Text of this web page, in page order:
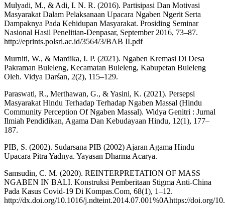
Mulyadi, M., & Adi, I. N. R. (2016). Partisipasi Dan Motivasi
Masyarakat Dalam Pelaksanaan Upacara Ngaben Ngerit Serta
Dampaknya Pada Kehidupan Masyarakat. Prosiding Seminar
Nasional Hasil Penelitian-Denpasar, September 2016, 73–87.
http://eprints.polsri.ac.id/3564/3/BAB II.pdf
Murniti, W., & Mardika, I. P. (2021). Ngaben Kremasi Di Desa
Pakraman Buleleng, Kecamatan Buleleng, Kabupetan Buleleng
Oleh. Vidya Darśan, 2(2), 115–129.
Paraswati, R., Merthawan, G., & Yasini, K. (2021). Persepsi
Masyarakat Hindu Terhadap Terhadap Ngaben Massal (Hindu
Community Perception Of Ngaben Massal). Widya Genitri : Jurnal
Ilmiah Pendidikan, Agama Dan Kebudayaan Hindu, 12(1), 177–
187.
PIB, S. (2002). Sudarsana PIB (2002) Ajaran Agama Hindu
Upacara Pitra Yadnya. Yayasan Dharma Acarya.
Samsudin, C. M. (2020). REINTERPRETATION OF MASS
NGABEN IN BALI. Konstruksi Pemberitaan Stigma Anti-China
Pada Kasus Covid-19 Di Kompas.Com, 68(1), 1–12.
http://dx.doi.org/10.1016/j.ndteint.2014.07.001%0Ahttps://doi.org/